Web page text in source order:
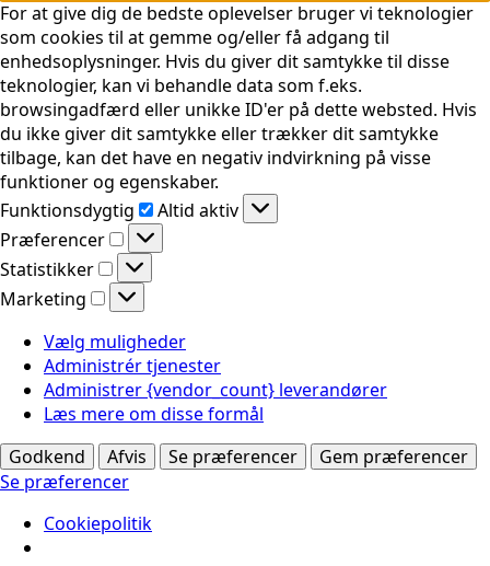
For at give dig de bedste oplevelser bruger vi teknologier
som cookies til at gemme og/eller få adgang til
enhedsoplysninger. Hvis du giver dit samtykke til disse
teknologier, kan vi behandle data som f.eks.
browsingadfærd eller unikke ID'er på dette websted. Hvis
du ikke giver dit samtykke eller trækker dit samtykke
tilbage, kan det have en negativ indvirkning på visse
funktioner og egenskaber.
Funktionsdygtig
Funktionsdygtig
Altid aktiv
Præferencer
Præferencer
Statistikker
Statistikker
Marketing
Marketing
Vælg muligheder
Administrér tjenester
Administrer {vendor_count} leverandører
Læs mere om disse formål
Godkend
Afvis Se præferencer
Gem præferencer
Se præferencer
Cookiepolitik